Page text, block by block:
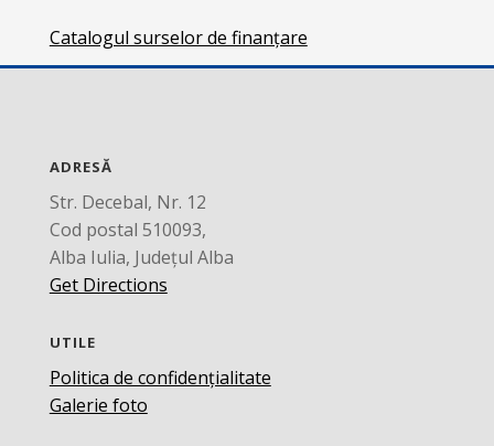
Catalogul surselor de finanțare
ADRESĂ
Str. Decebal, Nr. 12
Cod postal 510093,
Alba Iulia, Județul Alba
Get Directions
UTILE
Politica de confidențialitate
Galerie foto